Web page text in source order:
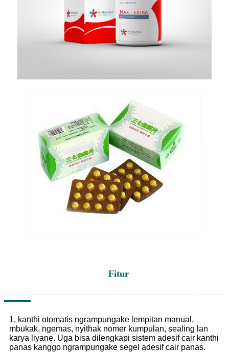
Fitur
1, kanthi otomatis ngrampungake lempitan manual,
mbukak, ngemas, nyithak nomer kumpulan, sealing lan
karya liyane. Uga bisa dilengkapi sistem adesif cair kanthi
panas kanggo ngrampungake segel adesif cair panas.